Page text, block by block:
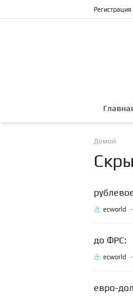
Регистрация
Домой
ecworld -
до ФРС:
ecworld -
евро-